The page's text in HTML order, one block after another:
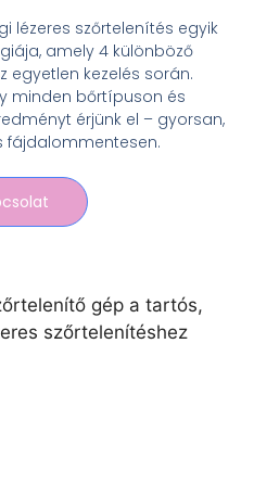
lézeres szőrtelenítés egyik
amely 4 különböző
egyetlen kezelés során.
minden bőrtípuson és
érjünk el – gyorsan,
fájdalommentesen.